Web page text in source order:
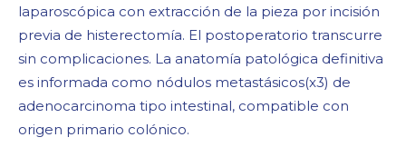
laparoscópica con extracción de la pieza por incisión
previa de histerectomía. El postoperatorio transcurre
sin complicaciones. La anatomía patológica definitiva
es informada como nódulos metastásicos(x3) de
adenocarcinoma tipo intestinal, compatible con
origen primario colónico.